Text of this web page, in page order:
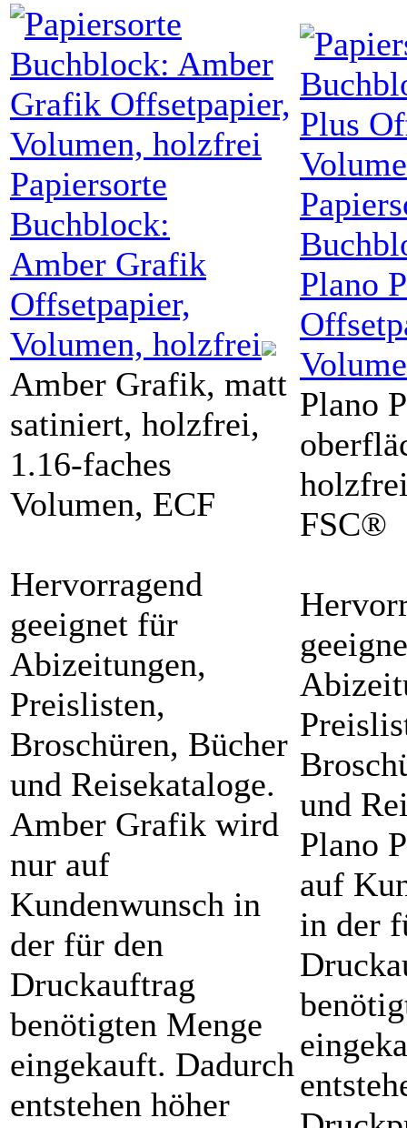
Papiersorte
Buchblock:
Amber Grafik
Offsetpapier,
Volumen, holzfrei
Amber Grafik, matt
satiniert, holzfrei,
1.16-faches
Volumen, ECF
Hervorragend
geeignet für
Abizeitungen,
Preislisten,
Broschüren, Bücher
und Reisekataloge.
Amber Grafik wird
nur auf
Kundenwunsch in
der für den
Druckauftrag
benötigten Menge
eingekauft. Dadurch
entstehen höher
Plano
Plano
FSC®
und
Plano
auf
in der